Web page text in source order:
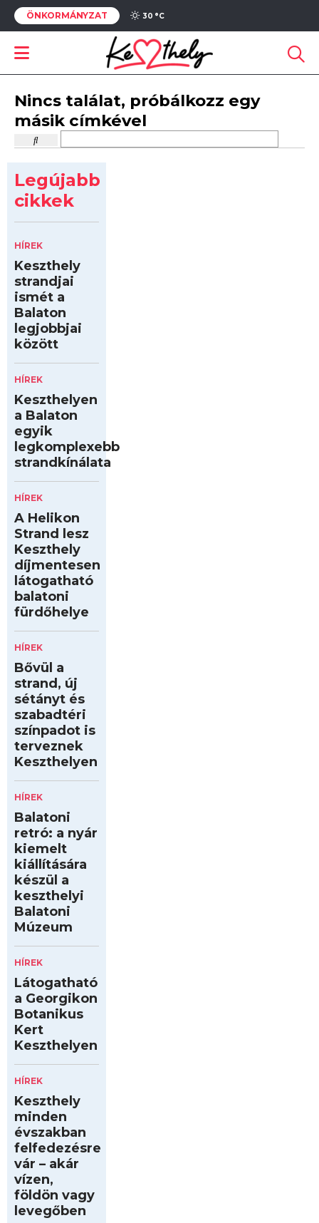
ÖNKORMÁNYZAT 30 °C
Nincs találat, próbálkozz egy
másik címkével
Legújabb
cikkek
HÍREK
Keszthely
strandjai
ismét a
Balaton
legjobbjai
között
HÍREK
Keszthelyen
a Balaton
egyik
legkomplexebb
strandkínálata
HÍREK
A Helikon
Strand lesz
Keszthely
díjmentesen
látogatható
balatoni
fürdőhelye
HÍREK
Bővül a
strand, új
sétányt és
szabadtéri
színpadot is
terveznek
Keszthelyen
HÍREK
Balatoni
retró: a nyár
kiemelt
kiállítására
készül a
keszthelyi
Balatoni
Múzeum
HÍREK
Látogatható
a Georgikon
Botanikus
Kert
Keszthelyen
HÍREK
Keszthely
minden
évszakban
felfedezésre
vár – akár
vízen,
földön vagy
levegőben